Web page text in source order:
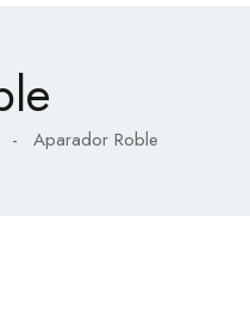
- Aparador Roble